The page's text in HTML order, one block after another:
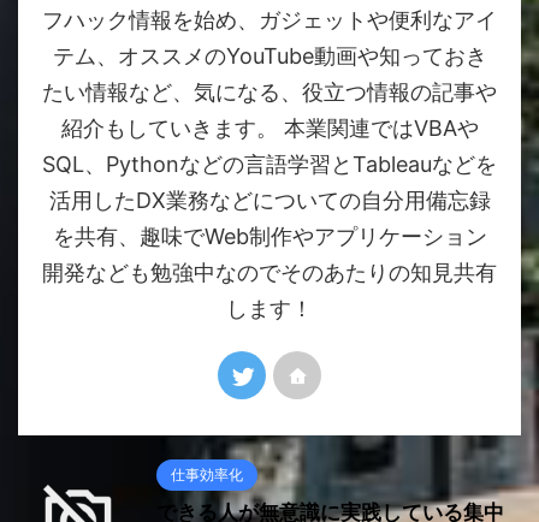
フハック情報を始め、ガジェットや便利なアイ
テム、オススメのYouTube動画や知っておき
たい情報など、気になる、役立つ情報の記事や
紹介もしていきます。 本業関連ではVBAや
SQL、Pythonなどの言語学習とTableauなどを
活用したDX業務などについての自分用備忘録
を共有、趣味でWeb制作やアプリケーション
開発なども勉強中なのでそのあたりの知見共有
します！
仕事効率化
できる人が無意識に実践している集中